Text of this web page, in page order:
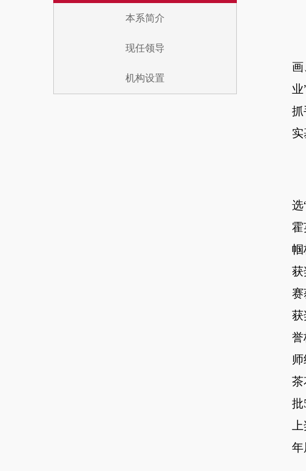
本系简介
现任领导
机构设置
抓
实
选
霍
帼
获
赛
获
誉
茶
批
年